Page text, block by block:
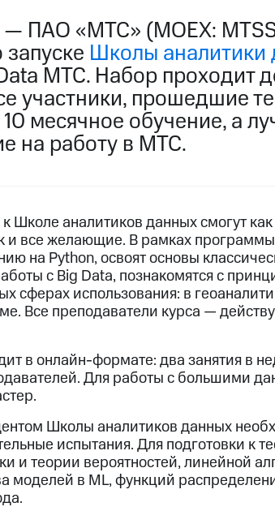
ПАО «МТС» (MOEX:
Школы аналитики
МТС. Набор проходит
участники, прошедшие
месячное обучение, а
на работу в МТС.
Школе аналитиков данных смогут
и все желающие. В рамках
на Python, освоят основы
с Big Data, познакомятся с
сферах использования: в
Все преподаватели курса —
в онлайн-формате: два занятия в
Для работы с большими
Школы аналитиков данных
испытания. Для подготовки к
и теории вероятностей, линейной
моделей в ML, функций